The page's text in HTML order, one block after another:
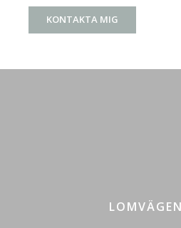
KONTAKTA MIG